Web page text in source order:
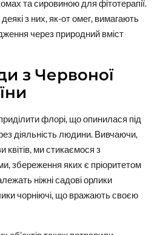
та сировиною для фітотерапії.
з них, як-от омег, вимагають
через природний вміст
з Червоної
флорі, що опинилася під
діяльність людини. Вивчаючи,
квітів, ми стикаємося з
збереження яких є пріоритетом
ніжні садові орлики
чорніючі, що вражають своєю